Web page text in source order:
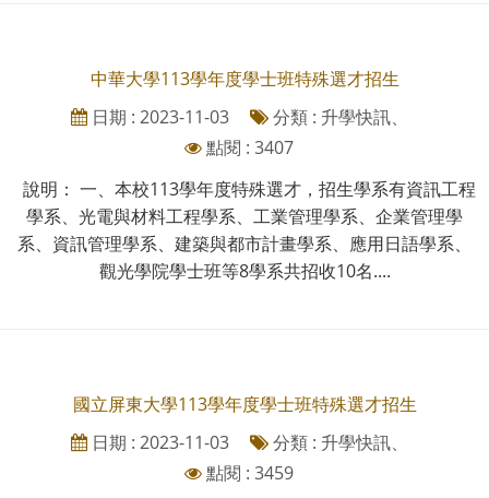
中華大學113學年度學士班特殊選才招生
日期 : 2023-11-03
分類 : 升學快訊、
點閱 : 3407
說明： 一、本校113學年度特殊選才，招生學系有資訊工程
學系、光電與材料工程學系、工業管理學系、企業管理學
系、資訊管理學系、建築與都市計畫學系、應用日語學系、
觀光學院學士班等8學系共招收10名....
國立屏東大學113學年度學士班特殊選才招生
日期 : 2023-11-03
分類 : 升學快訊、
點閱 : 3459